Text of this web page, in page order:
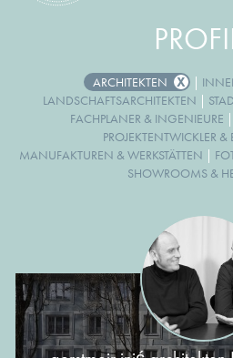
ARCHITEKTEN |
LANDSCHAFTSARCHITEKTEN |
FACHPLANER & INGENIEURE |
PROJEKTENTWICKLER &
MANUFAKTUREN & WERKSTÄTTEN |
SHOWROOMS &